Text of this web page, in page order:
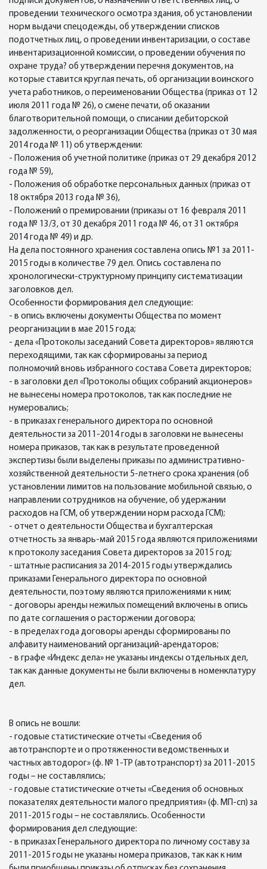
проведении технического осмотра здания, об установлении
норм выдачи спецодежды, об утверждении списков
подотчетных лиц, о проведении инвентаризации, о составе
инвентаризационной комиссии, о проведении обучения по
охране труда? об утверждении перечня документов, на
которые ставится круглая печать, об организации воинского
учета работников, о переименовании Общества (приказ от 12
июля 2011 года № 26), о смене печати, об оказании
благотворительной помощи, о списании дебиторской
задолженности, о реорганизации Общества (приказ от 30 мая
2014 года № 11) об утверждении:
- Положения об учетной политике (приказ от 29 декабря 2012
года № 59),
- Положения об обработке персональных данных (приказ от
18 октября 2013 года № 36),
- Положений о премировании (приказы от 16 февраля 2011
года № 13/3, от 30 декабря 2011 года № 46, от 31 октября
2014 года № 49) и др.
На дела постоянного хранения составлена опись №1 за 2011-
2015 годы в количестве 79 дел. Опись составлена по
хронологически-структурному принципу систематизации
заголовков дел.
Особенности формирования дел следующие:
- в опись включены документы Общества по момент
реорганизации в мае 2015 года;
- дела «Протоколы заседаний Совета директоров» являются
переходящими, так как сформированы за период
полномочий вновь избранного состава Совета директоров;
- в заголовки дел «Протоколы общих собраний акционеров»
не вынесены номера протоколов, так как последние не
нумеровались;
- в приказах генерального директора по основной
деятельности за 2011-2014 годы в заголовки не вынесены
номера приказов, так как в результате проведенной
экспертизы были выделены приказы по административно-
хозяйственной деятельности 5-летнего срока хранения (об
установлении лимитов на пользование мобильной связью, о
направлении сотрудников на обучение, об удержании
расходов на ГСМ, об утверждении норм расхода ГСМ);
- отчет о деятельности Общества и бухгалтерская
отчетность за январь-май 2015 года являются приложениями
к протоколу заседания Совета директоров за 2015 год;
- штатные расписания за 2014-2015 годы утверждались
приказами Генерального директора по основной
деятельности, поэтому являются приложениями к ним;
- договоры аренды нежилых помещений включены в опись
по дате соглашения о расторжении договора;
- в пределах года договоры аренды сформированы по
алфавиту наименований организаций-арендаторов;
- в графе «Индекс дела» не указаны индексы отдельных дел,
так как данные документы не были включены в номенклатуру
дел.
В опись не вошли:
- годовые статистические отчеты «Сведения об
автотранспорте и о протяженности ведомственных и
частных автодорог» (ф. № 1-ТР (автотранспорт) за 2011-2015
годы – не составлялись;
- годовые статистические отчеты «Сведения об основных
показателях деятельности малого предприятия» (ф. МП-сп) за
2011-2015 годы – не составлялись. Особенности
формирования дел следующие:
- в приказах Генерального директора по личному составу за
2011-2015 годы не указаны номера приказов, так как к ним